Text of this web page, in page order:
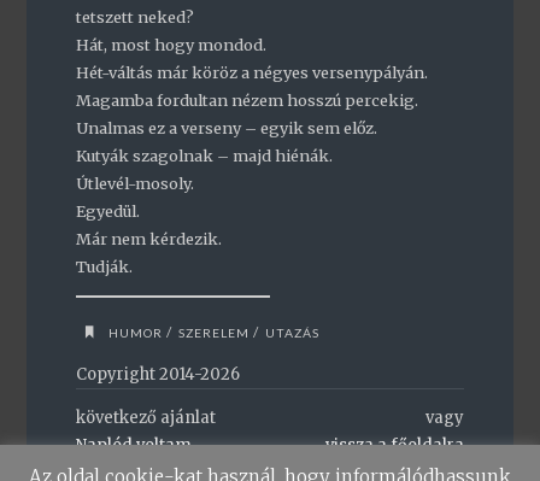
tetszett neked?
Hát, most hogy mondod.
Hét-váltás már köröz a négyes versenypályán.
Magamba fordultan nézem hosszú percekig.
Unalmas ez a verseny – egyik sem előz.
Kutyák szagolnak – majd hiénák.
Útlevél-mosoly.
Egyedül.
Már nem kérdezik.
Tudják.
HUMOR / SZERELEM / UTAZÁS
Copyright 2014-2026
következő ajánlat
Naplód voltam
vagy
vissza a főoldalra